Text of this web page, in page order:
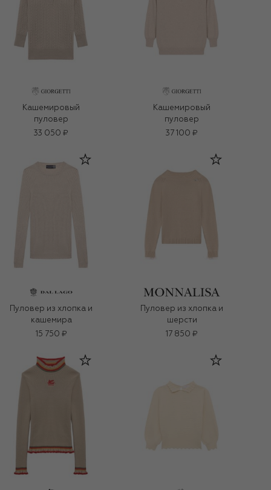
Кашемировый
пуловер
33 050 ₽
Кашемировый
пуловер
37 100 ₽
Пуловер из хлопка и
кашемира
15 750 ₽
Пуловер из хлопка и
шерсти
17 850 ₽